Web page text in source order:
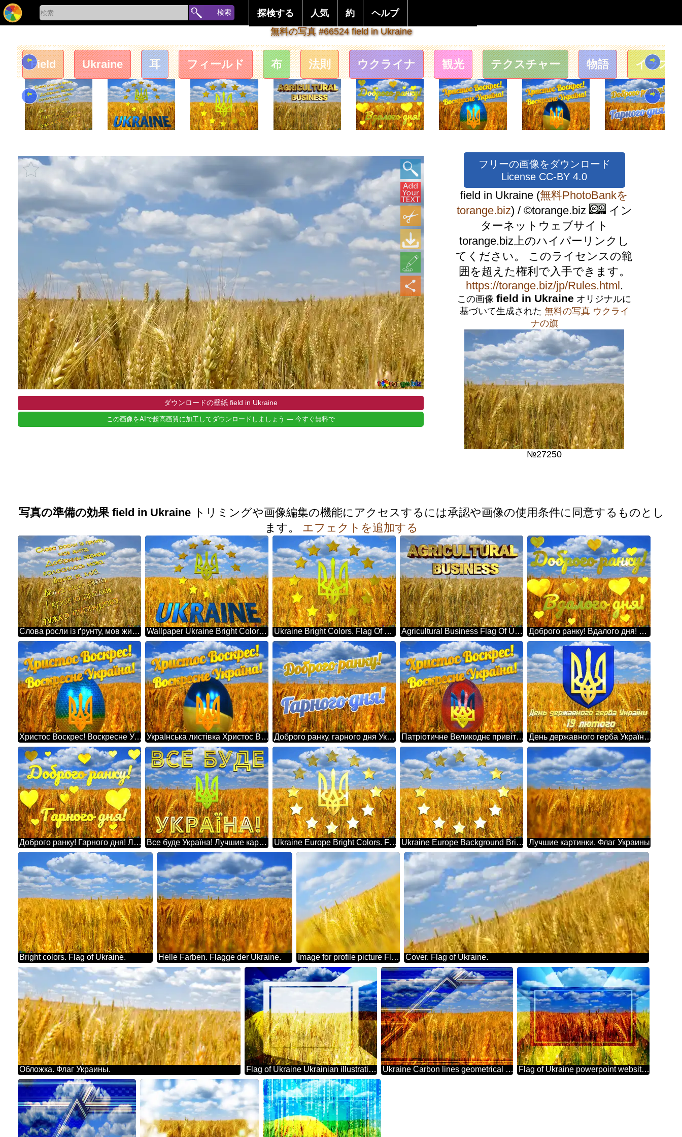
検索 探検する 人気 約
ヘルプ
無料の写真 #66524 field in Ukraine
Field Ukraine 耳 フィールド 布 法則 ウクライナ 観光 テクスチャー 物語 イラスト
⇦ ⇨
⇦ ⇨
ダウンロードの壁紙 field in Ukraine
この画像をAIで超高画質に加工してダウンロードしましょう — 今すぐ無料で
フリーの画像をダウンロード
License CC-BY 4.0
field in Ukraine (無料PhotoBankを
torange.biz) / ©torange.biz
イン
ターネットウェブサイト
torange.biz上のハイパーリンクし
てください。 このライセンスの範
囲を超えた権利で入手できます。
https://torange.biz/jp/Rules.html.
この画像field in Ukraine オリジナルに
基づいて生成された 無料の写真 ウクライ
ナの旗
№27250
写真の準備の効果 field in Ukraine トリミングや画像編集の機能にアクセスするには承認や画像の使用条件に同意するものとし
ます。 エフェクトを追加する
Слова росли із ґрунту, мов жита. Добірним зерном колосилась мова. Вона як хліб. Вона мені свята. І кров'ю предків тяжко пурпурова. Flag Of Ukraine Wallpaper Ukraine Bright Colors. Flag Of Ukraine. Ukraine Bright Colors. Flag Of Ukraine. Agricultural Business Flag Of Ukraine Доброго ранку! Вдалого дня! Лучшие картинки. Флаг Украины.
Христос Воскрес! Воскресне Україна! Лучшие картинки. Флаг Украины. Українська листівка Христос Воскрес! Воскресне Україна! Лучшие картинки. Флаг Украины. Доброго ранку, гарного дня Україна Лучшие картинки. Флаг Украины. Патріотичне Великоднє привітання Христос Воскрес! Воскресне Україна! Лучшие картинки. Флаг Украины. День державного герба України 19 лютого Bright Colors. Flag Of Ukraine.
Доброго ранку! Гарного дня! Лучшие картинки. Флаг Украины. Все буде Україна! Лучшие картинки. Флаг Украины. Ukraine Europe Bright Colors. Flag Of Ukraine. Ukraine Europe Background Bright Colors. Flag Of Ukraine. Лучшие картинки. Флаг Украины.
Bright colors. Flag of Ukraine. Helle Farben. Flagge der Ukraine. Image for profile picture Flag of Ukraine. Cover. Flag of Ukraine.
Обложка. Флаг Украины. Flag of Ukraine Ukrainian illustration template frame Ukraine Carbon lines geometrical template Flag of Ukraine powerpoint website infographic template banner layout design responsive brochure business